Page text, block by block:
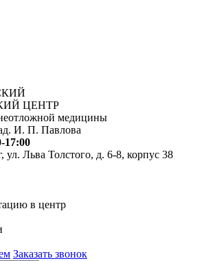
ЦЕНТР
медицины
И. П. Павлова
17:00
ул. Льва Толстого, д. 6-8, корпус 38
в центр
Заказать звонок